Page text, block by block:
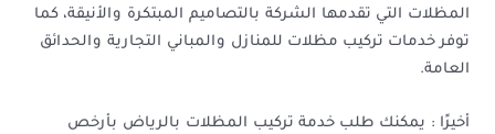
المظلات التي تقدمها الشركة بالتصاميم المبتكرة والأنيقة، كما
توفر خدمات تركيب مظلات للمنازل والمباني التجارية والحدائق
العامة.
أخيرًا : يمكنك طلب خدمة تركيب المظلات بالرياض بأرخص